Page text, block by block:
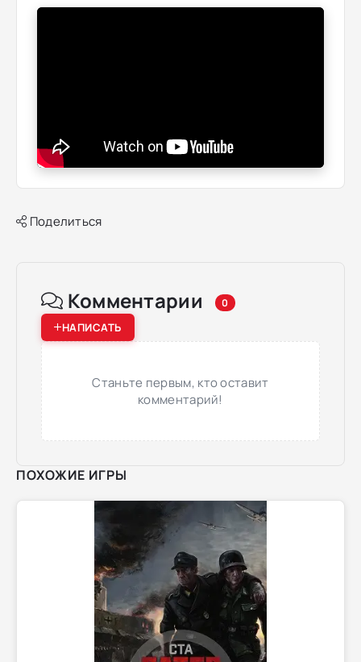
Поделиться
Комментарии 0
НАПИСАТЬ
Станьте первым, кто оставит
комментарий!
ПОХОЖИЕ ИГРЫ